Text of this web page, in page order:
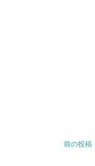
前の投稿